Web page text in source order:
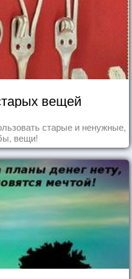
вещей
старые и ненужные,
вещи!